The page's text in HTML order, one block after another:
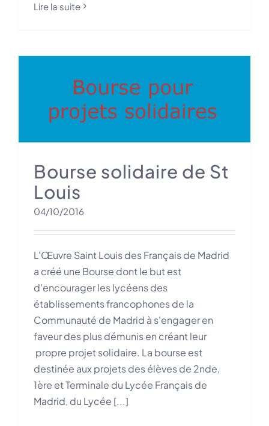
Lire la suite
Bourse solidaire de St
Louis
04/10/2016
L'Œuvre Saint Louis des Français de Madrid
a créé une Bourse dont le but est
d'encourager les lycéens des
établissements francophones de la
Communauté de Madrid à s'engager en
faveur des plus démunis en créant leur
propre projet solidaire. La bourse est
destinée aux projets des élèves de 2nde,
1ère et Terminale du Lycée Français de
Madrid, du Lycée [...]